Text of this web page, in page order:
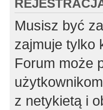
Musisz być
zajmuje tylko
Forum może
z netykietą i